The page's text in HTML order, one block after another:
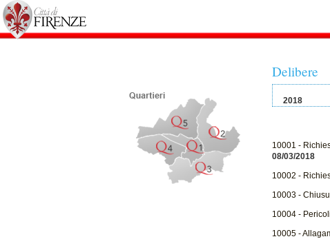
Delibere
2018
10001 -
08/03/2018
10002 -
10003 -
10004 -
10005 -